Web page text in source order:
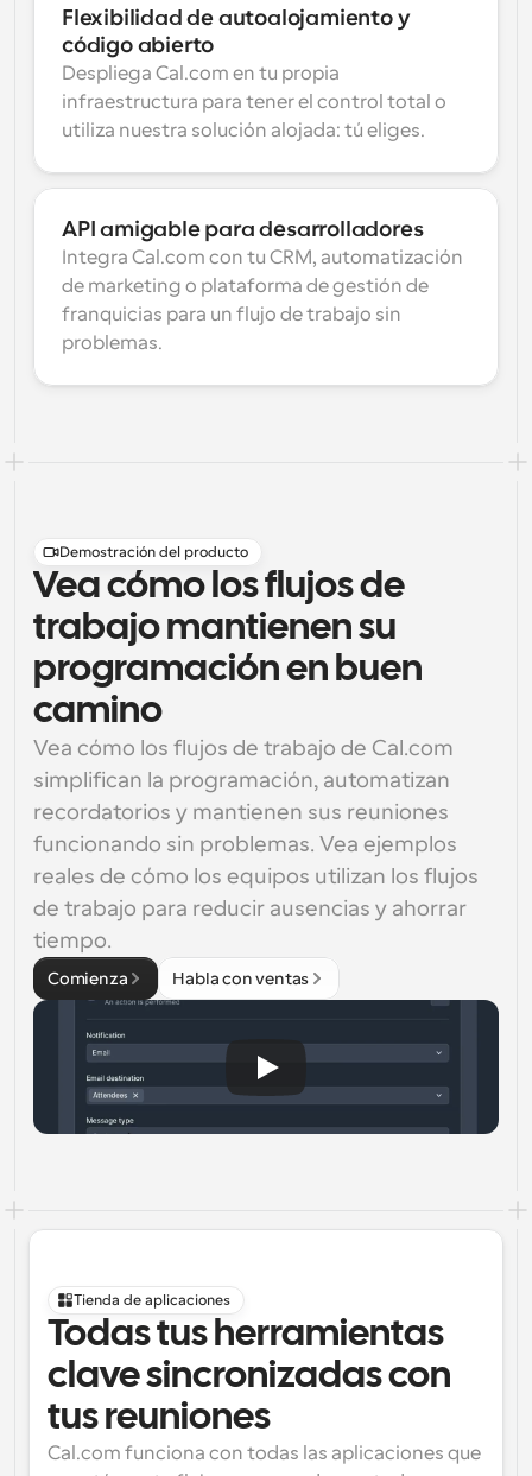
Flexibilidad de autoalojamiento y
código abierto
Despliega Cal.com en tu propia
infraestructura para tener el control total o
utiliza nuestra solución alojada: tú eliges.
API amigable para desarrolladores
Integra Cal.com con tu CRM, automatización
de marketing o plataforma de gestión de
franquicias para un flujo de trabajo sin
problemas.
Demostración del producto
Vea cómo los flujos de
trabajo mantienen su
programación en buen
camino
Vea cómo los flujos de trabajo de Cal.com
simplifican la programación, automatizan
recordatorios y mantienen sus reuniones
funcionando sin problemas. Vea ejemplos
reales de cómo los equipos utilizan los flujos
de trabajo para reducir ausencias y ahorrar
tiempo.
Comienza Habla con ventas
Tienda de aplicaciones
Todas tus herramientas
clave sincronizadas con
tus reuniones
Cal.com funciona con todas las aplicaciones que